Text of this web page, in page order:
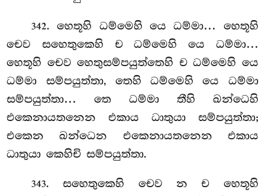
342. හෙතූහි ධම්මෙහි යෙ ධම්මා… හෙතූහි
චෙව සහෙතුකෙහි ච ධම්මෙහි යෙ ධම්මා…
හෙතූහි චෙව හෙතුසම්පයුත්තෙහි ච ධම්මෙහි යෙ
ධම්මා සම්පයුත්තා, තෙහි ධම්මෙහි යෙ ධම්මා
සම්පයුත්තා… තෙ ධම්මා තීහි ඛන්ධෙහි
එකෙනායතනෙන එකාය ධාතුයා සම්පයුත්තා;
එකෙන ඛන්ධෙන එකෙනායතනෙන එකාය
ධාතුයා කෙහිචි සම්පයුත්තා.
343. සහෙතුකෙහි චෙව න ච හෙතූහි